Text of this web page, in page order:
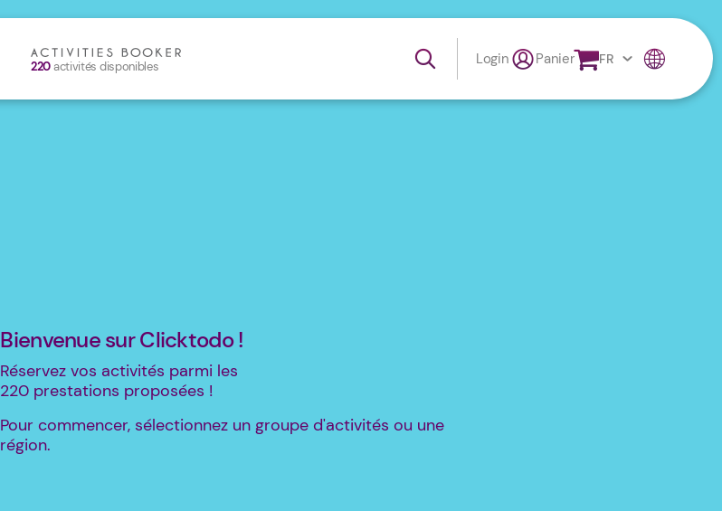
Bienvenue sur Clicktodo !
Réservez vos activités parmi les
220 prestations proposées !
Pour commencer, sélectionnez un groupe d'activités ou une
région.
220activités disponibles Login Panier FR